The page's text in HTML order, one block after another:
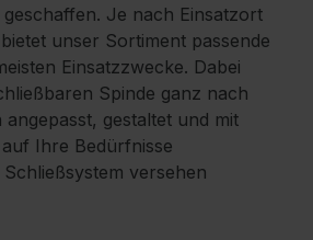
geschaffen. Je nach Einsatzort
unser Sortiment passende
Einsatzzwecke. Dabei
Spinde ganz nach
gestaltet und mit
Ihre Bedürfnisse
versehen